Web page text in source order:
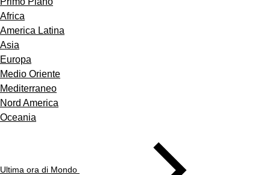
Africa
America Latina
Asia
Europa
Medio Oriente
Mediterraneo
Nord America
Oceania
Ultima ora di Mondo